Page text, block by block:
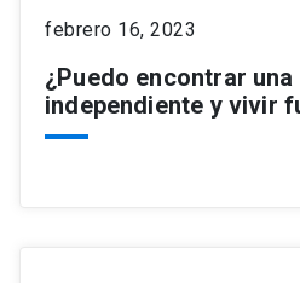
febrero 16, 2023
¿Puedo encontrar una
independiente y vivir